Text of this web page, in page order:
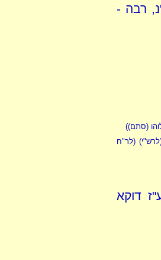
רבה -
(סתם))
(לר"ח
דוקא